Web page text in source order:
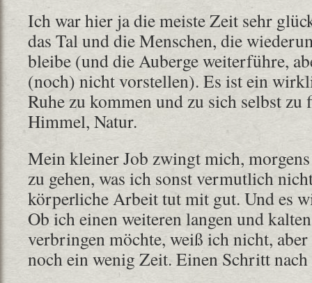
Ich war hier ja die meiste Zeit sehr
das Tal und die Menschen, die
bleibe (und die Auberge weiterführe,
(noch) nicht vorstellen). Es ist ein
Ruhe zu kommen und zu sich selbst zu
Himmel, Natur.
Mein kleiner Job zwingt mich,
zu gehen, was ich sonst vermutlich
körperliche Arbeit tut mit gut. Und es
Ob ich einen weiteren langen und
verbringen möchte, weiß ich nicht,
noch ein wenig Zeit. Einen Schritt nach